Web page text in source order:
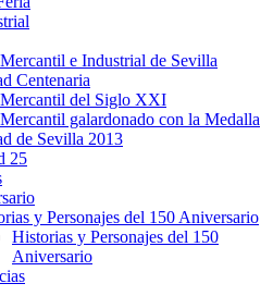
e Industrial de Sevilla
Centenaria
del Siglo XXI
galardonado con la Medalla
de Sevilla 2013
25
y Personajes del 150 Aniversario
Historias y Personajes del 150
Aniversario